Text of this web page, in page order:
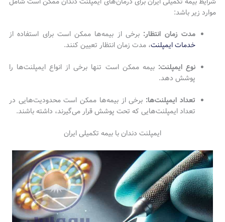
موارد زیر باشد:
مدت زمان انتظار: برخی از بیمه‌ها ممکن است برای استفاده از
خدمات ایمپلنت، مدت زمان انتظار تعیین کنند.
نوع ایمپلنت: بیمه ممکن است تنها برخی از انواع ایمپلنت‌ها را
پوشش دهد.
تعداد ایمپلنت‌ها: برخی از بیمه‌ها ممکن است محدودیت‌هایی در
تعداد ایمپلنت‌هایی که تحت پوشش قرار می‌گیرند، داشته باشند.
ایمپلنت دندان با بیمه تکمیلی ایران